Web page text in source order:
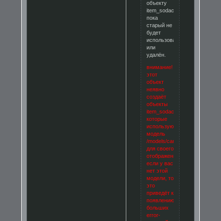
объекту
item_sodacan,
пока
старый не
будет
использован
или
удалён.
внимание!
этот
объект
неявно
создаёт
объекты
item_sodacan,
которые
используют
модель
/models/can.mdl
для своего
отображения.
если у вас
нет этой
модели, то
это
приведёт к
появлению
больших
error-